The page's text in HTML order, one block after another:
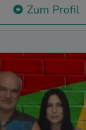
Zum Profil